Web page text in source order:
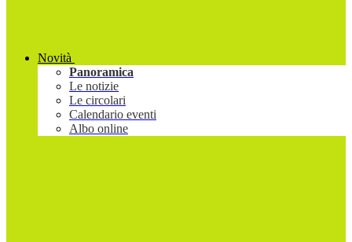
Novità
Panoramica
Le notizie
Le circolari
Calendario eventi
Albo online